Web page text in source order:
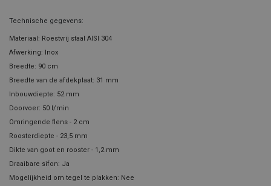
Technische gegevens:
Materiaal: Roestvrij staal AISI 304
Afwerking: Inox
Breedte: 90 cm
Breedte van de afdekplaat: 31 mm
Inbouwdiepte: 52 mm
Doorvoer: 50 l/min
Omringende flens - 2 cm
Roosterdiepte - 23,5 mm
Dikte van goot en rooster - 1,2 mm
Draaibare sifon: Ja
Mogelijkheid om tegel te plakken: Nee